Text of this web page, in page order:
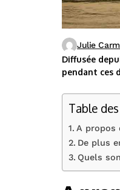
Julie
Diffusée
pendant ces
Table
A propos
De plus
Quels